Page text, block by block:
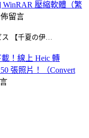
WinRAR 壓縮軟體（繁
留言
ス 【千夏の伊…
載！線上 Heic 轉
張照片！（Convert